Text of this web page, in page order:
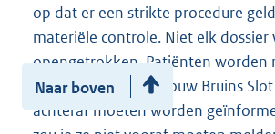
op dat er een strikte procedure
materiële controle. Niet elk
opengetrokken. Patiënten worden
geïnformeerd. Mevrouw Bruins
achteraf moeten worden
Naar boven